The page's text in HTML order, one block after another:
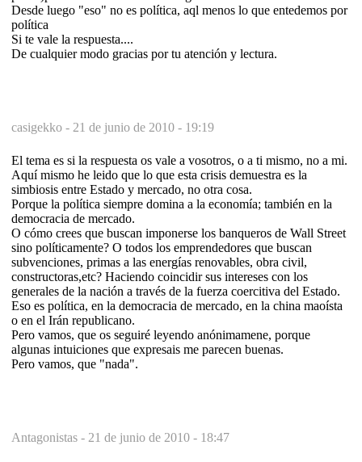
Desde luego "eso" no es política, aql menos lo que entedemos por
política
Si te vale la respuesta....
De cualquier modo gracias por tu atención y lectura.
casigekko - 21 de junio de 2010 - 19:19
El tema es si la respuesta os vale a vosotros, o a ti mismo, no a mi.
Aquí mismo he leido que lo que esta crisis demuestra es la
simbiosis entre Estado y mercado, no otra cosa.
Porque la política siempre domina a la economía; también en la
democracia de mercado.
O cómo crees que buscan imponerse los banqueros de Wall Street
sino políticamente? O todos los emprendedores que buscan
subvenciones, primas a las energías renovables, obra civil,
constructoras,etc? Haciendo coincidir sus intereses con los
generales de la nación a través de la fuerza coercitiva del Estado.
Eso es política, en la democracia de mercado, en la china maoísta
o en el Irán republicano.
Pero vamos, que os seguiré leyendo anónimamene, porque
algunas intuiciones que expresais me parecen buenas.
Pero vamos, que "nada".
Antagonistas - 21 de junio de 2010 - 18:47